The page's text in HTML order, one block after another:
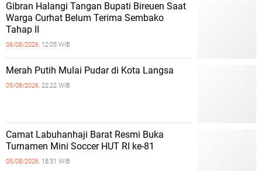
Gibran Halangi Tangan Bupati Bireuen Saat
Warga Curhat Belum Terima Sembako
Tahap II
06/08/2026, 12:05 WIB
Merah Putih Mulai Pudar di Kota Langsa
05/08/2026, 22:22 WIB
Camat Labuhanhaji Barat Resmi Buka
Turnamen Mini Soccer HUT RI ke-81
05/08/2026, 18:31 WIB